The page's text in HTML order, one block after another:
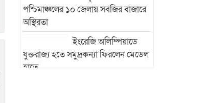
পশ্চিমাঞ্চলের ১০ জেলায় সবজির বাজারে
অস্থিরতা
ইংরেজি অলিম্পিয়াডে
যুক্তরাজ্য হতে সমুদ্রকন্যা ফিরলেন মেডেল
হাতে